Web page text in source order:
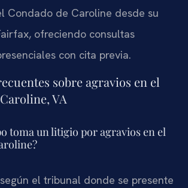
Condado de Caroline desde su
ofreciendo consultas
con cita previa.
sobre agravios en el
VA
toma un litigio por agravios en el
el tribunal donde se presente